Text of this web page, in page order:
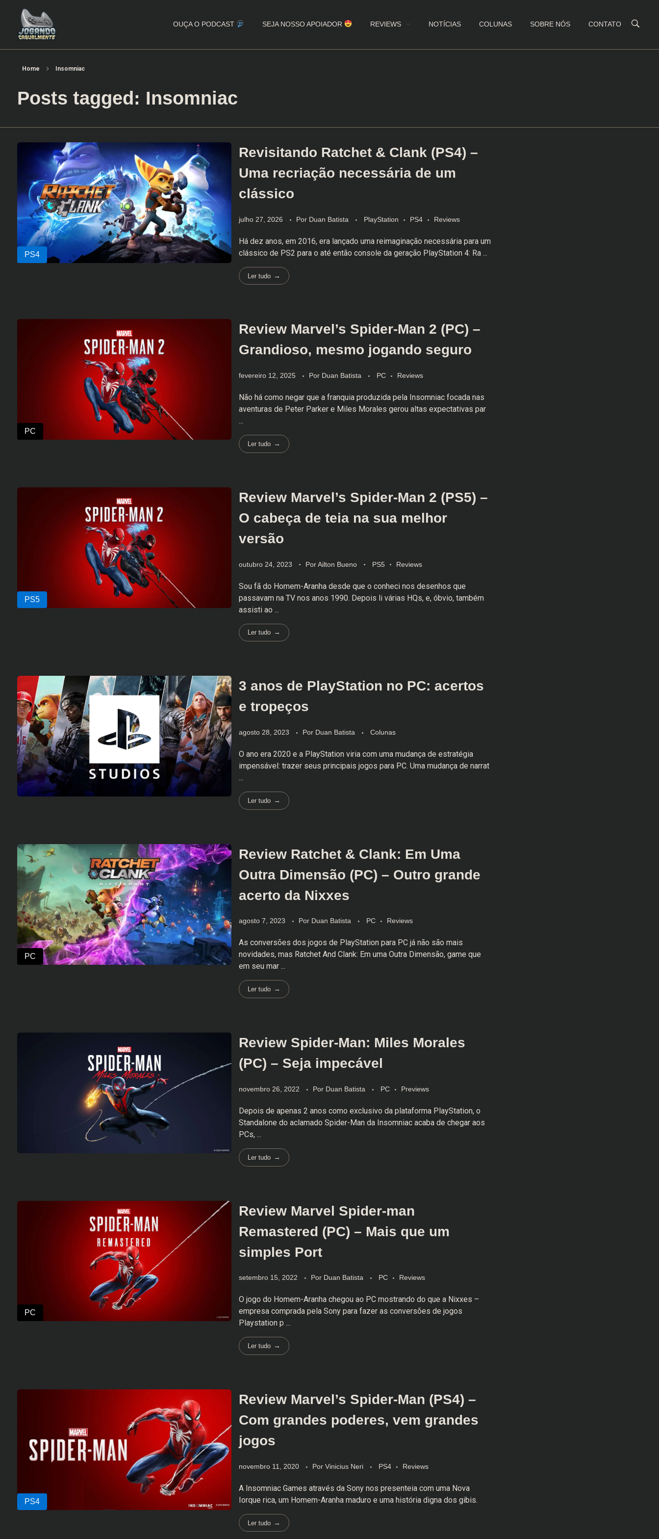
OUÇA O PODCAST SEJA NOSSO APOIADOR REVIEWS NOTÍCIAS COLUNAS SOBRE NÓS CONTATO
Home Insomniac
Posts tagged: Insomniac
Revisitando Ratchet & Clank (PS4) –
Uma recriação necessária de um
clássico
julho 27, 2026 Por Duan Batista PlayStation PS4 Reviews
Há dez anos, em 2016, era lançado uma reimaginação necessária para um
clássico de PS2 para o até então console da geração PlayStation 4: Ra ...
Ler tudo
Review Marvel’s Spider-Man 2 (PC) –
Grandioso, mesmo jogando seguro
fevereiro 12, 2025 Por Duan Batista PC Reviews
Não há como negar que a franquia produzida pela Insomniac focada nas
aventuras de Peter Parker e Miles Morales gerou altas expectativas par
...
Ler tudo
Review Marvel’s Spider-Man 2 (PS5) –
O cabeça de teia na sua melhor
versão
outubro 24, 2023 PorAilton Bueno PS5 Reviews
Sou fã do Homem-Aranha desde que o conheci nos desenhos que
passavam na TV nos anos 1990. Depois li várias HQs, e, óbvio, também
assisti ao ...
Ler tudo
3 anos de PlayStation no PC: acertos
e tropeços
agosto 28, 2023 Por Duan Batista Colunas
O ano era 2020 e a PlayStation viria com uma mudança de estratégia
impensável: trazer seus principais jogos para PC. Uma mudança de narrat
...
Ler tudo
Review Ratchet & Clank: Em Uma
Outra Dimensão (PC) – Outro grande
acerto da Nixxes
agosto 7, 2023 Por Duan Batista PC Reviews
As conversões dos jogos de PlayStation para PC já não são mais
novidades, mas Ratchet And Clank: Em uma Outra Dimensão, game que
em seu mar ...
Ler tudo
Review Spider-Man: Miles Morales
(PC) – Seja impecável
novembro 26, 2022 Por Duan Batista PC Previews
Depois de apenas 2 anos como exclusivo da plataforma PlayStation, o
Standalone do aclamado Spider-Man da Insomniac acaba de chegar aos
PCs, ...
Ler tudo
Review Marvel Spider-man
Remastered (PC) – Mais que um
simples Port
setembro 15, 2022 Por Duan Batista PC Reviews
O jogo do Homem-Aranha chegou ao PC mostrando do que a Nixxes –
empresa comprada pela Sony para fazer as conversões de jogos
Playstation p ...
Ler tudo
Review Marvel’s Spider-Man (PS4) –
Com grandes poderes, vem grandes
jogos
novembro 11, 2020 Por Vinicius Neri PS4 Reviews
A Insomniac Games através da Sony nos presenteia com uma Nova
Iorque rica, um Homem-Aranha maduro e uma história digna dos gibis.
Ler tudo